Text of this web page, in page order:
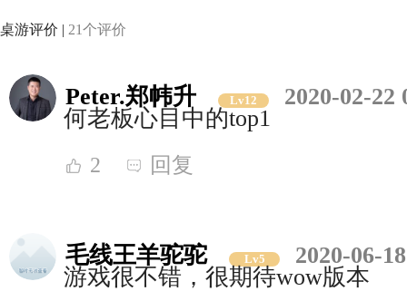
桌游评价 | 21个评价
Peter.郑帏升 Lv12
2020-02-22
何老板心目中的top1
2 回复
毛线王羊驼驼 Lv5
2020-06-
游戏很不错，很期待wow版本